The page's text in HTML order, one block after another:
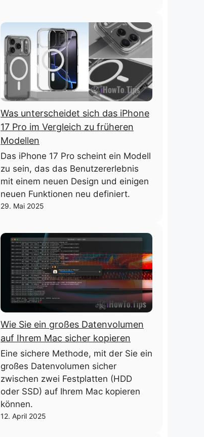
Was unterscheidet sich das iPhone
17 Pro im Vergleich zu früheren
Modellen
Das iPhone 17 Pro scheint ein Modell
zu sein, das das Benutzererlebnis
mit einem neuen Design und einigen
neuen Funktionen neu definiert.
29. Mai 2025
Wie Sie ein großes Datenvolumen
auf Ihrem Mac sicher kopieren
Eine sichere Methode, mit der Sie ein
großes Datenvolumen sicher
zwischen zwei Festplatten (HDD
oder SSD) auf Ihrem Mac kopieren
können.
12. April 2025